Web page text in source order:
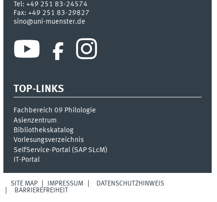
Tel:+49 251 83-24574
Fax:+49 251 83-29827
sino@uni-muenster.de
TOP-LINKS
Fachbereich 09 Philologie
Asienzentrum
Bibliothekskatalog
Vorlesungsverzeichnis
SelfService-Portal (SAP SLcM)
IT-Portal
SITE MAP IMPRESSUM
DATENSCHUTZHINWEIS
BARRIEREFREIHEIT